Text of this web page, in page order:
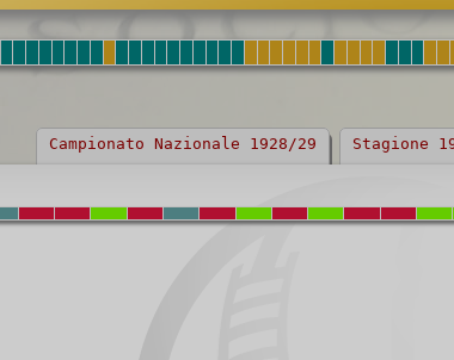
Campionato Nazionale 1928/29 Stagione